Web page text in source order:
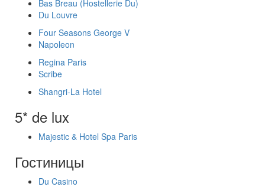
Bas Breau (Hostellerie Du)
Du Louvre
Four Seasons George V
Napoleon
Regina Paris
Scribe
Shangri-La Hotel
5* de lux
Majestic & Hotel Spa Paris
Гостиницы
Du Casino